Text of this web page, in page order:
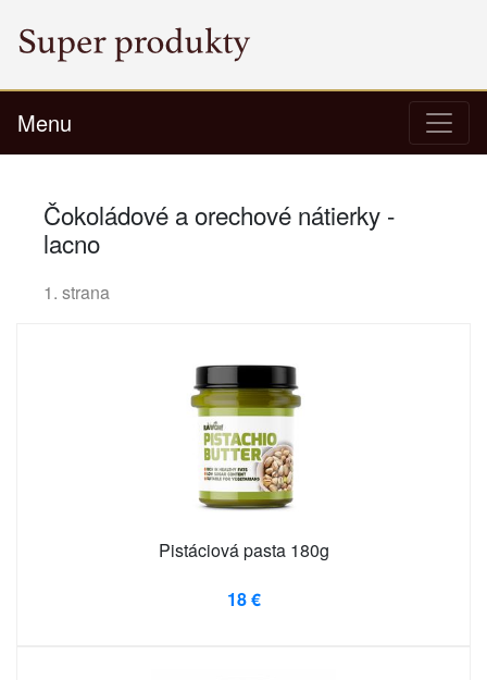
Menu
Čokoládové a orechové nátierky -
lacno
1. strana
Pistáciová pasta 180g
18 €